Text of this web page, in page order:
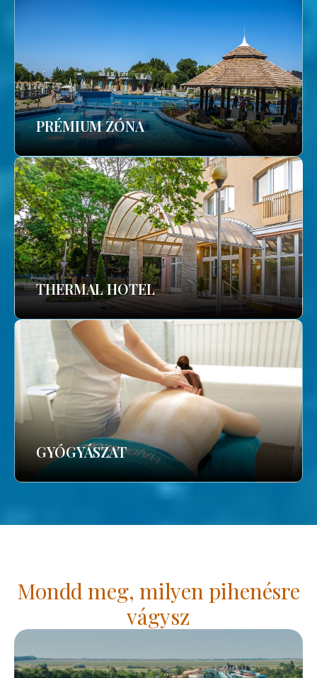
PRÉMIUM ZÓNA
THERMAL HOTEL
GYÓGYÁSZAT
Mondd meg, milyen pihenésre
vágysz